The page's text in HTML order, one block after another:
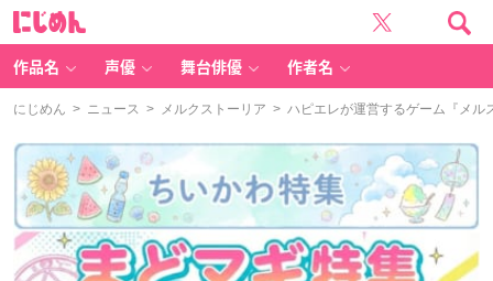
作品名 声優 舞台俳優 作者名
にじめん > ニュース > メルクストーリア > ハピエレが運営するゲーム『メル